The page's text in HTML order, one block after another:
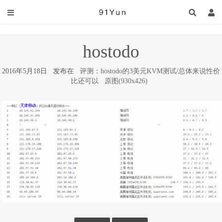
hostodo
2016年5月18日 发布在 评测：hostodo的3美元KVM测试/总体来说性价
比还可以
原图(930x426)